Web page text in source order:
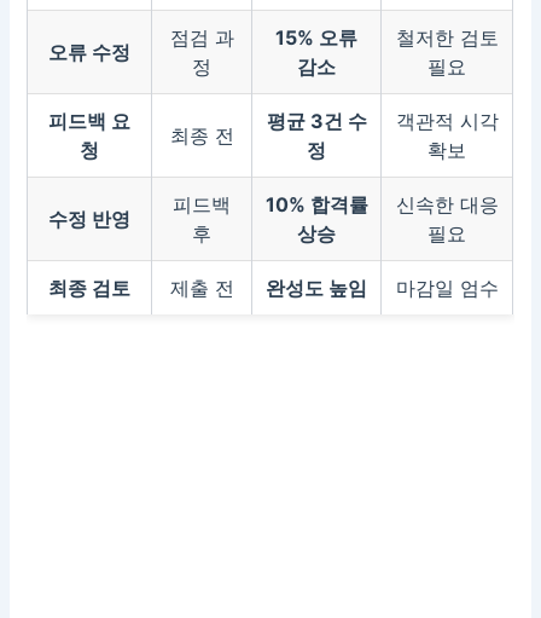
오류 수정
점검 과
정
15% 오류
감소
철저한 검토
필요
피드백 요
청
최종 전
평균 3건 수
정
객관적 시각
확보
수정 반영
피드백
후
10% 합격률
상승
신속한 대응
필요
최종 검토 제출 전 완성도 높임 마감일 엄수